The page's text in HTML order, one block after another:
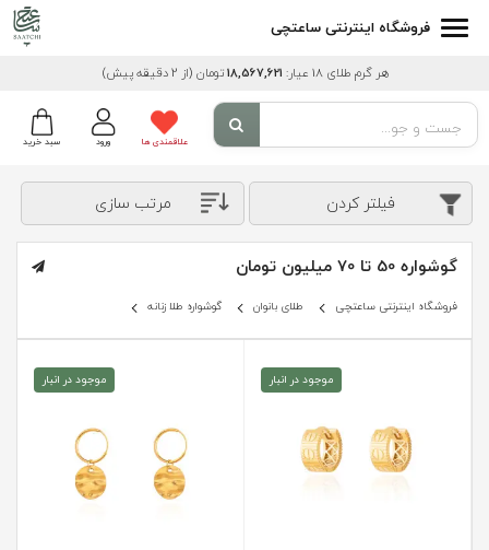
فروشگاه اینترنتی ساعتچی
هر گرم طلای 18 عیار: 18,567,621 تومان (از 2 دقیقه پیش)
سبد خرید ورود علاقمندی ها
فیلتر کردن مرتب سازی
گوشواره 50 تا 70 میلیون تومان
فروشگاه اینترنتی ساعتچی طلای بانوان گوشواره طلا زنانه
موجود در انبار موجود در انبار